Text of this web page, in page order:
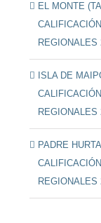
EL MONTE
REGIONALES
ISLA DE
REGIONALES
PADRE
REGIONALES